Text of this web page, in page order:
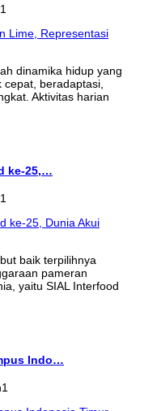
dinamika hidup yang
beradaptasi,
Aktivitas harian
ke-25,…
baik terpilihnya
pameran
yaitu SIAL Interfood
Indo…